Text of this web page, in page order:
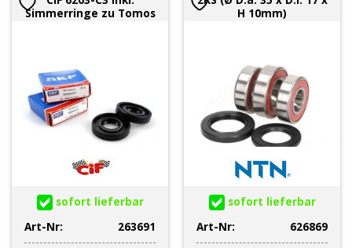
Simmerringe zu Tomos
sofort lieferbar
Art-Nr:
263691
H 10mm)
sofort lieferbar
Art-Nr:
626869